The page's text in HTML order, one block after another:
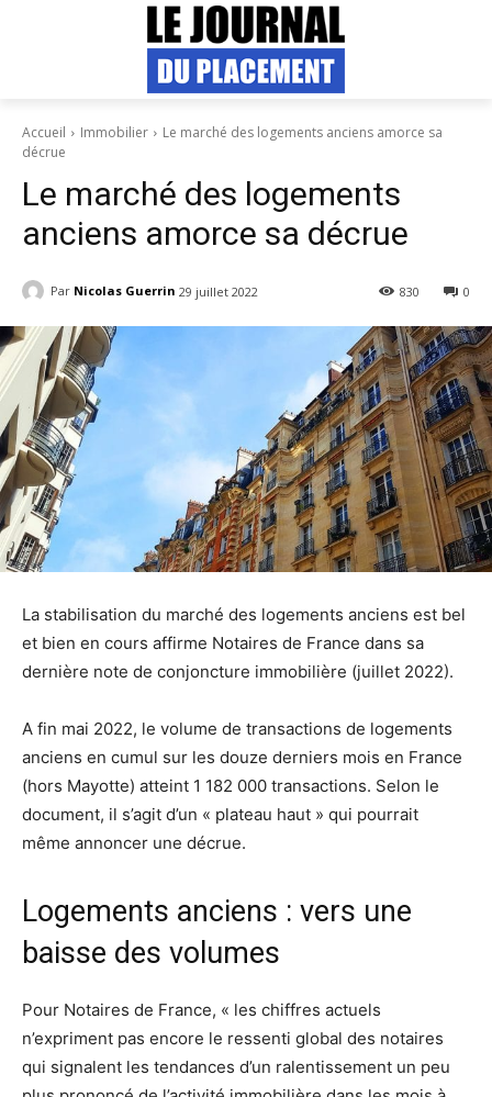
Accueil Immobilier
Le marché des logements anciens amorce sa
décrue
Le marché des logements
anciens amorce sa décrue
Par Nicolas Guerrin 29 juillet 2022 0
830
La stabilisation du marché des logements anciens est bel
et bien en cours affirme Notaires de France dans sa
dernière note de conjoncture immobilière (juillet 2022).
A fin mai 2022, le volume de transactions de logements
anciens en cumul sur les douze derniers mois en France
(hors Mayotte) atteint 1 182 000 transactions. Selon le
document, il s’agit d’un « plateau haut » qui pourrait
même annoncer une décrue.
Logements anciens : vers une
baisse des volumes
Pour Notaires de France, « les chiffres actuels
n’expriment pas encore le ressenti global des notaires
qui signalent les tendances d’un ralentissement un peu